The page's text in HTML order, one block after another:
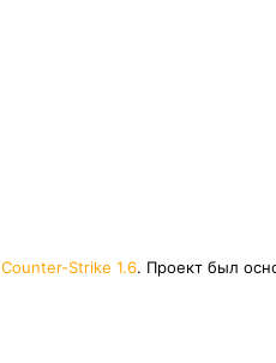
Counter-Strike 1.6. Проект был